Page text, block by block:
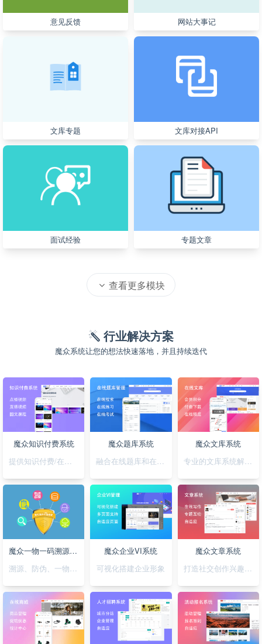
意见反馈 网站大事记
文库专题 文库对接API
面试经验 专题文章
查看更多模块
行业解决方案
魔众系统让您的想法快速落地，并且持续迭代
魔众知识付费系统
魔众题库系统
魔众文库系统
魔众一物一码溯源防伪系统
魔众企业VI系统
可视化搭建企业形象
魔众文章系统